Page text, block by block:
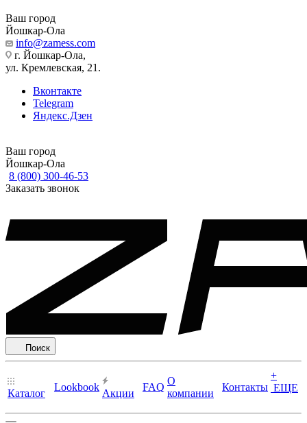
Ваш город
Йошкар-Ола
info@zamess.com
г. Йошкар-Ола,
ул. Кремлевская, 21.
Вконтакте
Telegram
Яндекс.Дзен
Ваш город
Йошкар-Ола
8 (800) 300-46-53
Заказать звонок
Поиск
Каталог
Lookbook
Акции
FAQ
О
компании
Контакты
+
ЕЩЕ